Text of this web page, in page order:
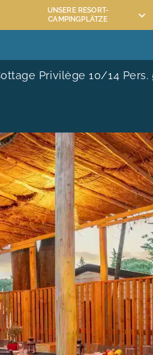
UNSERE RESORT-
CAMPINGPLÄTZE
VON MAÏANA RESORT
Privilège 10/14 Pers.